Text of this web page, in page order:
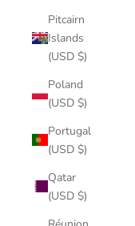
Pitcairn
Islands
(USD $)
Poland
(USD $)
Portugal
(USD $)
Qatar
(USD $)